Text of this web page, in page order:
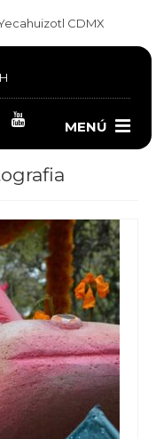
CDMX
MENÚ